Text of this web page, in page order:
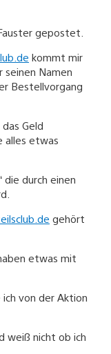
gepostet.
kommt mir
seinen Namen
Bestellvorgang
Geld
alles etwas
die durch einen
gehört
etwas mit
von der Aktion
weiß nicht ob ich